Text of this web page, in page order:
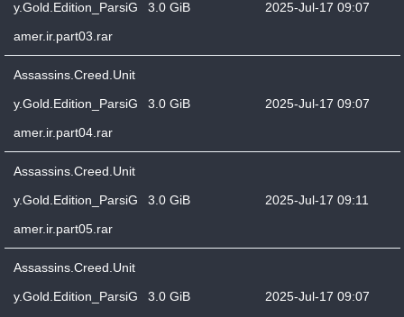
y.Gold.Edition_ParsiG
amer.ir.part03.rar
3.0 GiB 2025-Jul-17 09:07
Assassins.Creed.Unit
y.Gold.Edition_ParsiG
amer.ir.part04.rar
3.0 GiB 2025-Jul-17 09:07
Assassins.Creed.Unit
y.Gold.Edition_ParsiG
amer.ir.part05.rar
3.0 GiB 2025-Jul-17 09:11
Assassins.Creed.Unit
y.Gold.Edition_ParsiG
3.0 GiB 2025-Jul-17 09:07